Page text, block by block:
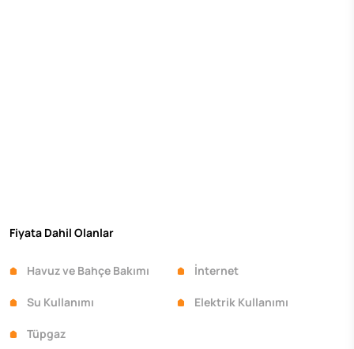
Fiyata Dahil Olanlar
Havuz ve Bahçe Bakımı İnternet
Su Kullanımı Elektrik Kullanımı
Tüpgaz